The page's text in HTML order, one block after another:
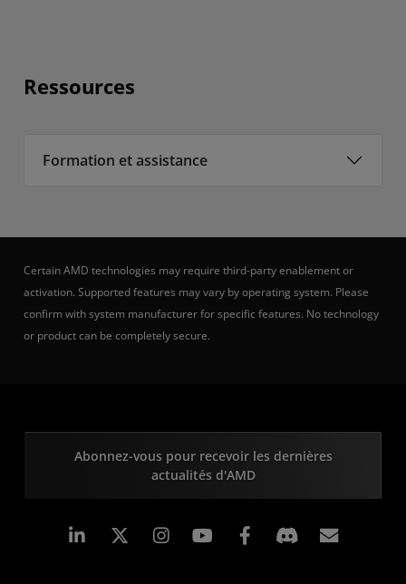
Ressources
Formation et assistance
Certain AMD technologies may require third-party enablement or
activation. Supported features may vary by operating system. Please
confirm with system manufacturer for specific features. No technology
or product can be completely secure.
Abonnez-vous pour recevoir les dernières
actualités d'AMD
LinkedIn Instagram Facebook